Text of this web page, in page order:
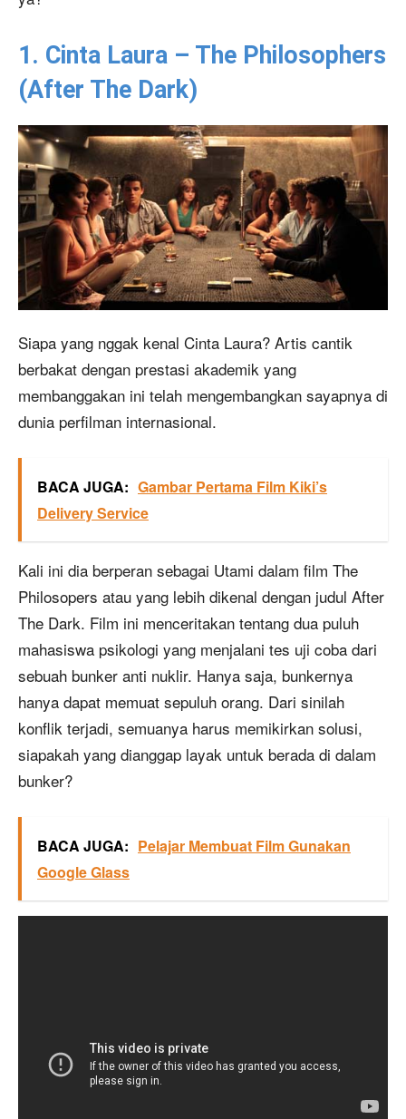
1. Cinta Laura – The Philosophers
(After The Dark)
Siapa yang nggak kenal Cinta Laura? Artis cantik
berbakat dengan prestasi akademik yang
membanggakan ini telah mengembangkan sayapnya di
dunia perfilman internasional.
BACA JUGA: Gambar Pertama Film Kiki’s
Delivery Service
Kali ini dia berperan sebagai Utami dalam film The
Philosopers atau yang lebih dikenal dengan judul After
The Dark. Film ini menceritakan tentang dua puluh
mahasiswa psikologi yang menjalani tes uji coba dari
sebuah bunker anti nuklir. Hanya saja, bunkernya
hanya dapat memuat sepuluh orang. Dari sinilah
konflik terjadi, semuanya harus memikirkan solusi,
siapakah yang dianggap layak untuk berada di dalam
bunker?
BACA JUGA: Pelajar Membuat Film Gunakan
Google Glass